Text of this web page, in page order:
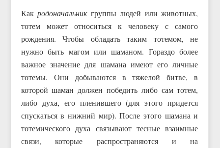
Какродоначальник группы людей или животных,
тотем может относиться к человеку с самого
рождения. Чтобы обладать таким тотемом, не
нужно быть магом или шаманом. Гораздо более
важное значение для шамана имеют его личные
тотемы. Они добываются в тяжелой битве, в
которой шаман должен победить либо сам тотем,
либо духа, его пленившего (для этого придется
спускаться в нижний мир). После этого шамана и
тотемического духа связывают тесные взаимные
связи, которые распространяются и на